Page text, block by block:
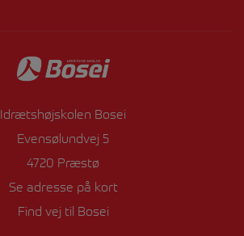
Idrætshøjskolen Bosei
Evensølundvej 5
4720 Præstø
Se adresse på kort
Find vej til Bosei